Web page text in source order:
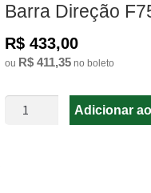
Barra Direção
R$ 433,00
ou R$ 411,35no boleto
Adicionar